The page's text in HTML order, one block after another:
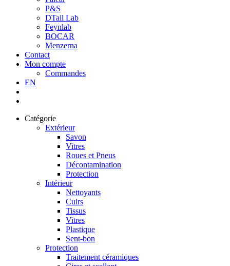
P&S
DTail Lab
Feynlab
BOCAR
Menzerna
Contact
Mon compte
Commandes
EN
Catégorie
Extérieur
Savon
Vitres
Roues et Pneus
Décontamination
Protection
Intérieur
Nettoyants
Cuirs
Tissus
Vitres
Plastique
Sent-bon
Protection
Traitement céramiques